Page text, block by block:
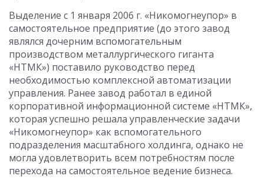
Выделение с 1 января 2006 г. «Никомогнеупор» в
самостоятельное предприятие (до этого завод
являлся дочерним вспомогательным
производством металлургического гиганта
«НТМК») поставило руководство перед
необходимостью комплексной автоматизации
управления. Ранее завод работал в единой
корпоративной информационной системе «НТМК»,
которая успешно решала управленческие задачи
«Никомогнеупор» как вспомогательного
подразделения масштабного холдинга, однако не
могла удовлетворить всем потребностям после
перехода на самостоятельное ведение бизнеса.